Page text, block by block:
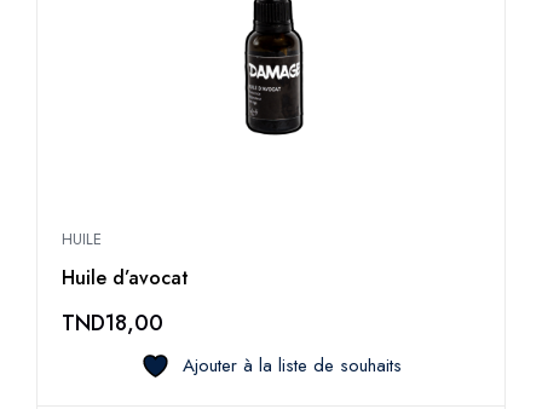
HUILE
Huile d’avocat
TND18,00
Ajouter à la liste de souhaits